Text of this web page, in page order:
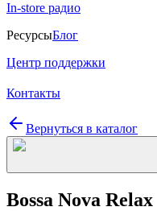
In-store радио
РесурсыБлог
Центр поддержки
Контакты
Вернуться в каталог
Bossa Nova Relax